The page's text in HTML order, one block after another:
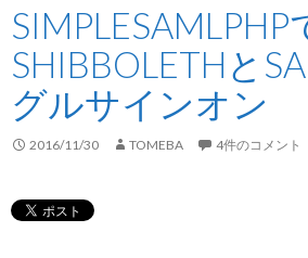
ツ
へ
ス
キ
ッ
プ
SIMPLESAMLPHP
SHIBBOLETHと
グルサインオン
2016/11/30 TOMEBA 4件のコメント